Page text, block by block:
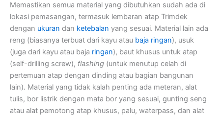
Memastikan semua material yang dibutuhkan sudah ada di
lokasi pemasangan, termasuk lembaran atap Trimdek
dengan ukuran dan ketebalan yang sesuai. Material lain ada
reng (biasanya terbuat dari kayu atau baja ringan), usuk
(juga dari kayu atau baja ringan), baut khusus untuk atap
(self-drilling screw), flashing (untuk menutup celah di
pertemuan atap dengan dinding atau bagian bangunan
lain). Material yang tidak kalah penting ada meteran, alat
tulis, bor listrik dengan mata bor yang sesuai, gunting seng
atau alat pemotong atap khusus, palu, waterpass, dan alat